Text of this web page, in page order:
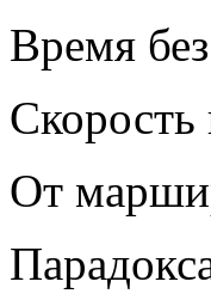
Время
Скорость
От